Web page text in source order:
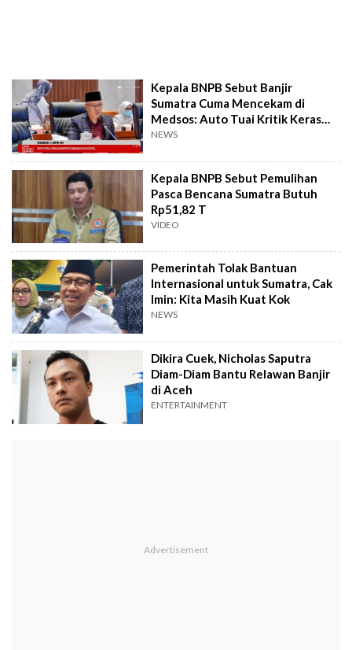
Kepala BNPB Sebut Banjir
Sumatra Cuma Mencekam di
Medsos: Auto Tuai Kritik Keras
dari DPR
NEWS
Kepala BNPB Sebut Pemulihan
Pasca Bencana Sumatra Butuh
Rp51,82 T
VIDEO
Pemerintah Tolak Bantuan
Internasional untuk Sumatra, Cak
Imin: Kita Masih Kuat Kok
NEWS
Dikira Cuek, Nicholas Saputra
Diam-Diam Bantu Relawan Banjir
di Aceh
ENTERTAINMENT